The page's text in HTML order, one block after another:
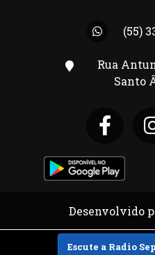
(55)
Rua
Santo
Desenvolvido
Escute a Radio